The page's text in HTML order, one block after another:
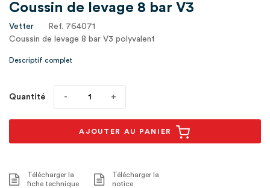
Coussin de levage 8 bar V3
Vetter
Ref. 764071
Coussin de levage 8 bar V3 polyvalent
Descriptif complet
Quantité
AJOUTER AU PANIER
Télécharger la
fiche technique
Télécharger la
notice